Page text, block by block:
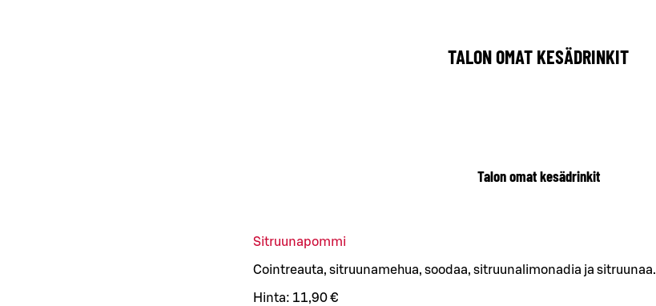
TALON OMAT KESÄDRINKIT
Talon omat kesädrinkit
Sitruunapommi
Cointreauta, sitruunamehua, soodaa, sitruunalimonadia ja sitruunaa.
Hinta: 11,90 €